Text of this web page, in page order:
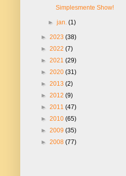
Simplesmente Show!
►jan.(1)
► 2023 (38)
► 2022 (7)
► 2021 (29)
► 2020 (31)
► 2013 (2)
► 2012 (9)
► 2011 (47)
► 2010 (65)
► 2009 (35)
► 2008 (77)